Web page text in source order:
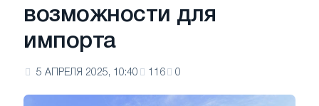
возможности для
импорта
5 АПРЕЛЯ 2025, 10:40 116 0